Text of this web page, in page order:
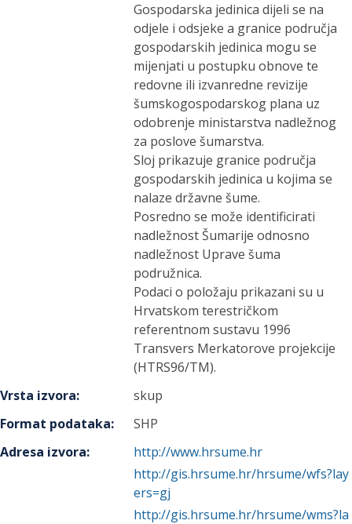
Gospodarska jedinica dijeli se na
odjele i odsjeke a granice područja
gospodarskih jedinica mogu se
mijenjati u postupku obnove te
redovne ili izvanredne revizije
šumskogospodarskog plana uz
odobrenje ministarstva nadležnog
za poslove šumarstva.
Sloj prikazuje granice područja
gospodarskih jedinica u kojima se
nalaze državne šume.
Posredno se može identificirati
nadležnost Šumarije odnosno
nadležnost Uprave šuma
podružnica.
Podaci o položaju prikazani su u
Hrvatskom terestričkom
referentnom sustavu 1996
Transvers Merkatorove projekcije
(HTRS96/TM).
Vrsta izvora:
skup
Format podataka:
SHP
Adresa izvora:
http://www.hrsume.hr
http://gis.hrsume.hr/hrsume/wfs?lay
ers=gj
http://gis.hrsume.hr/hrsume/wms?la